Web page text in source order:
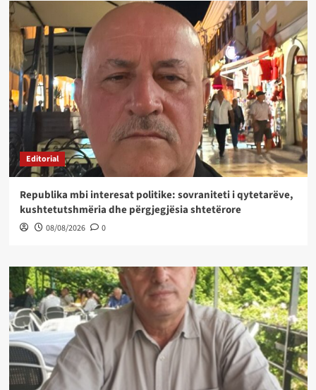
Editorial
Republika mbi interesat politike: sovraniteti i qytetarëve,
kushtetutshmëria dhe përgjegjësia shtetërore
08/08/2026 0